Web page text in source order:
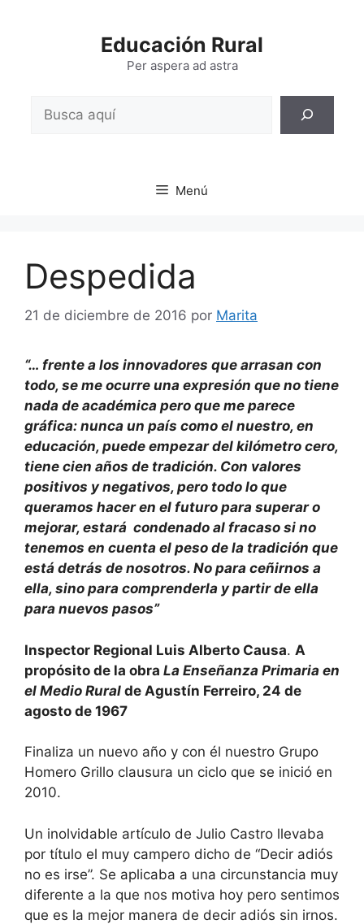
Educación Rural
Per aspera ad astra
Menú
Despedida
21 de diciembre de 2016 por Marita
“… frente a los innovadores que arrasan con
todo, se me ocurre una expresión que no tiene
nada de académica pero que me parece
gráfica: nunca un país como el nuestro, en
educación, puede empezar del kilómetro cero,
tiene cien años de tradición. Con valores
positivos y negativos, pero todo lo que
queramos hacer en el futuro para superar o
mejorar, estará condenado al fracaso si no
tenemos en cuenta el peso de la tradición que
está detrás de nosotros. No para ceñirnos a
ella, sino para comprenderla y partir de ella
para nuevos pasos”
Inspector Regional Luis Alberto Causa. A
propósito de la obra La Enseñanza Primaria en
el Medio Rural de Agustín Ferreiro, 24 de
agosto de 1967
Finaliza un nuevo año y con él nuestro Grupo
Homero Grillo clausura un ciclo que se inició en
2010.
Un inolvidable artículo de Julio Castro llevaba
por título el muy campero dicho de “Decir adiós
no es irse”. Se aplicaba a una circunstancia muy
diferente a la que nos motiva hoy pero sentimos
que es la mejor manera de decir adiós sin irnos.